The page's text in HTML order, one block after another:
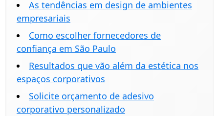
As tendências em design de ambientes
empresariais
Como escolher fornecedores de
confiança em São Paulo
Resultados que vão além da estética nos
espaços corporativos
Solicite orçamento de adesivo
corporativo personalizado